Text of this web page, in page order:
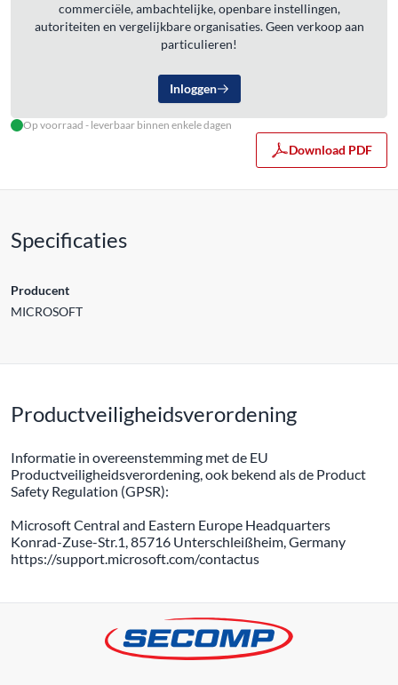
commerciële, ambachtelijke, openbare instellingen,
autoriteiten en vergelijkbare organisaties. Geen verkoop aan
particulieren!
Inloggen
Op voorraad - leverbaar binnen enkele dagen
Download PDF
Specificaties
Producent
MICROSOFT
Productveiligheidsverordening
Informatie in overeenstemming met de EU
Productveiligheidsverordening, ook bekend als de Product
Safety Regulation (GPSR):
Microsoft Central and Eastern Europe Headquarters
Konrad-Zuse-Str.1, 85716 Unterschleißheim, Germany
https://support.microsoft.com/contactus